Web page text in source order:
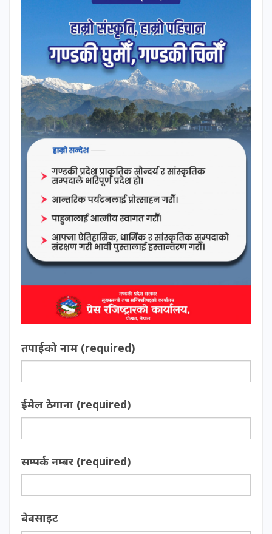
तपाईको नाम (required)
ईमेल ठेगाना (required)
सम्पर्क नम्बर (required)
वेवसाइट